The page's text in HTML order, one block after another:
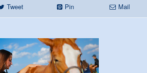
Tweet Pin Mail